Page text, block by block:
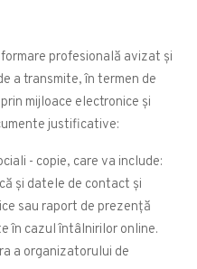
profesională avizat și
a transmite, în termen de
prin mijloace electronice și
justificative:
- copie, care va include:
și datele de contact și
sau raport de prezență
în cazul întâlnirilor online.
a organizatorului de